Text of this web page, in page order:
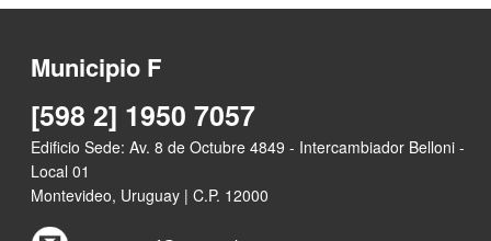
Municipio F
[598 2] 1950 7057
Edificio Sede: Av. 8 de Octubre 4849 - Intercambiador Belloni -
Local 01
Montevideo, Uruguay | C.P. 12000